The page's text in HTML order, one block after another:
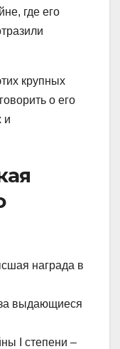
где его
крупных
о его
и
награда в
выдающиеся
I степени –